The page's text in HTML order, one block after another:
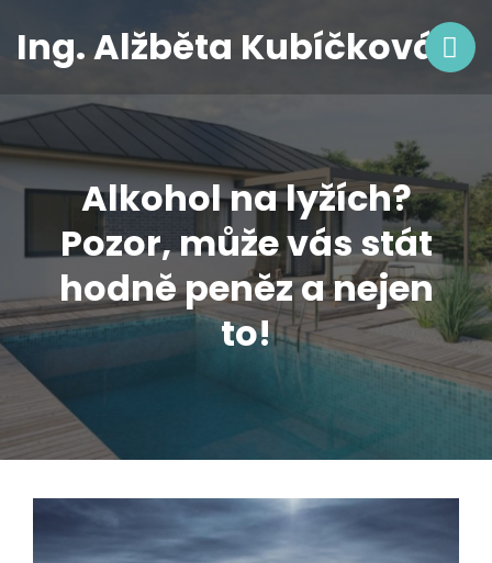
Ing. Alžběta Kubíčková
Alkohol na lyžích?
Pozor, může vás stát
hodně peněz a nejen
to!